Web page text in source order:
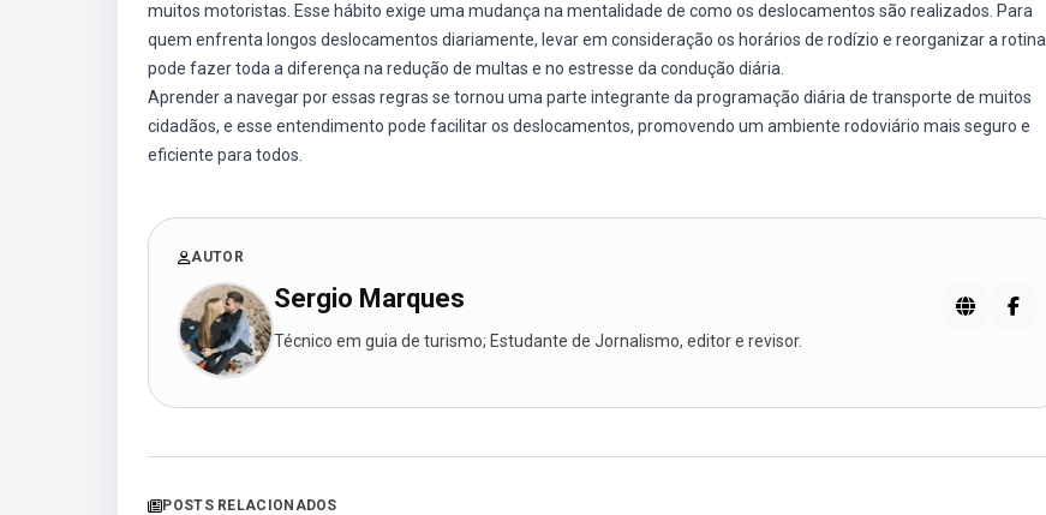
muitos motoristas. Esse hábito exige uma mudança na mentalidade de como os deslocamentos são realizados. Para
quem enfrenta longos deslocamentos diariamente, levar em consideração os horários de rodízio e reorganizar a rotina
pode fazer toda a diferença na redução de multas e no estresse da condução diária.
Aprender a navegar por essas regras se tornou uma parte integrante da programação diária de transporte de muitos
cidadãos, e esse entendimento pode facilitar os deslocamentos, promovendo um ambiente rodoviário mais seguro e
eficiente para todos.
AUTOR
Sergio Marques
Técnico em guia de turismo; Estudante de Jornalismo, editor e revisor.
POSTS RELACIONADOS